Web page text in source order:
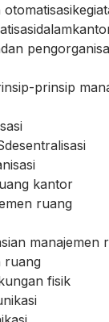
prinsip
kantor
ruang
manajemen
ruang
fisik